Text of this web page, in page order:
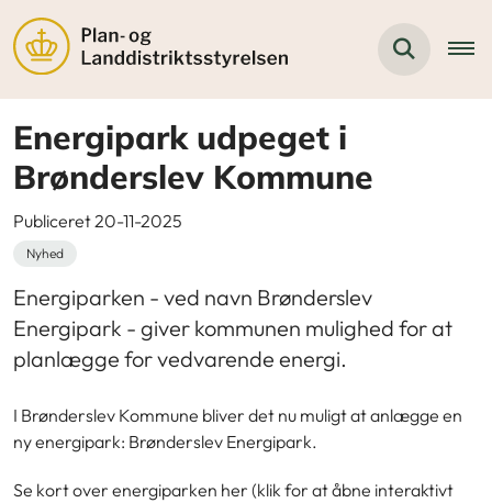
Energipark udpeget i
Brønderslev Kommune
Publiceret 20-11-2025
Nyhed
Energiparken - ved navn Brønderslev
Energipark - giver kommunen mulighed for at
planlægge for vedvarende energi.
I Brønderslev Kommune bliver det nu muligt at anlægge en
ny energipark: Brønderslev Energipark.
Se kort over energiparken her (klik for at åbne interaktivt